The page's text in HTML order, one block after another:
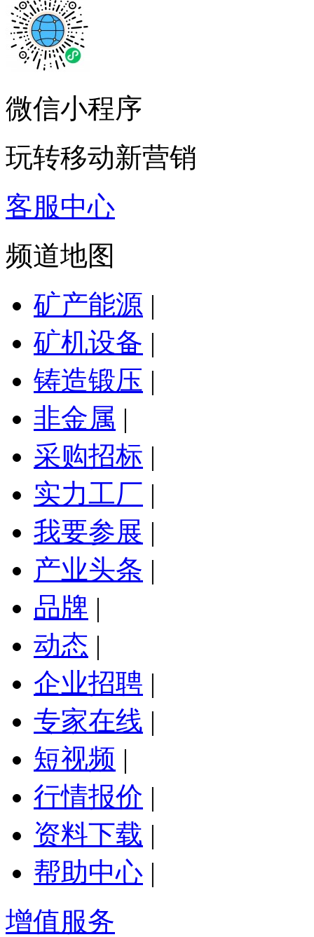
微信小程序
玩转移动新营销
客服中心
频道地图
矿产能源 |
矿机设备 |
铸造锻压 |
非金属 |
采购招标 |
实力工厂 |
我要参展 |
产业头条 |
品牌 |
动态 |
企业招聘 |
专家在线 |
短视频 |
行情报价 |
资料下载 |
帮助中心 |
增值服务